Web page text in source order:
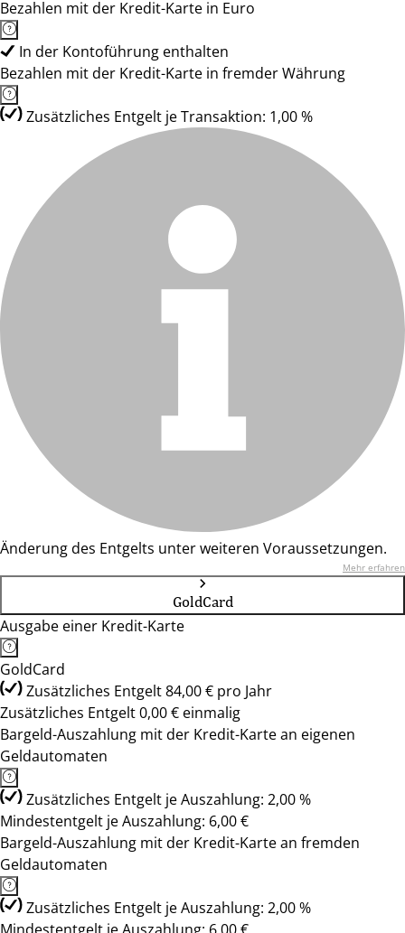
Bezahlen mit der Kredit-Karte in Euro
In der Kontoführung enthalten
Bezahlen mit der Kredit-Karte in fremder Währung
Zusätzliches Entgelt je Transaktion: 1,00 %
Änderung des Entgelts unter weiteren Voraussetzungen.
Mehr erfahren
GoldCard
Ausgabe einer Kredit-Karte
GoldCard
Zusätzliches Entgelt 84,00 € pro Jahr
Zusätzliches Entgelt 0,00 € einmalig
Bargeld-Auszahlung mit der Kredit-Karte an eigenen
Geldautomaten
Zusätzliches Entgelt je Auszahlung: 2,00 %
Mindestentgelt je Auszahlung: 6,00 €
Bargeld-Auszahlung mit der Kredit-Karte an fremden
Geldautomaten
Zusätzliches Entgelt je Auszahlung: 2,00 %